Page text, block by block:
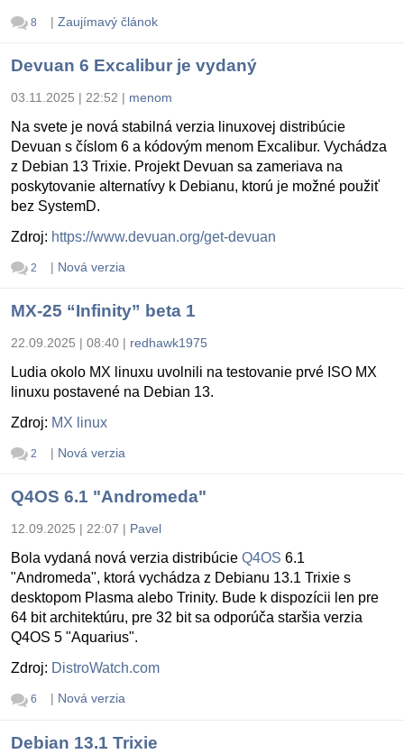
8 | Zaujímavý článok
Devuan 6 Excalibur je vydaný
03.11.2025 | 22:52 | menom
Na svete je nová stabilná verzia linuxovej distribúcie
Devuan s číslom 6 a kódovým menom Excalibur. Vychádza
z Debian 13 Trixie. Projekt Devuan sa zameriava na
poskytovanie alternatívy k Debianu, ktorú je možné použiť
bez SystemD.
Zdroj: https://www.devuan.org/get-devuan
2 | Nová verzia
MX-25 “Infinity” beta 1
22.09.2025 | 08:40 | redhawk1975
Ludia okolo MX linuxu uvolnili na testovanie prvé ISO MX
linuxu postavené na Debian 13.
Zdroj: MX linux
2 | Nová verzia
Q4OS 6.1 "Andromeda"
12.09.2025 | 22:07 | Pavel
Bola vydaná nová verzia distribúcie Q4OS 6.1
"Andromeda", ktorá vychádza z Debianu 13.1 Trixie s
desktopom Plasma alebo Trinity. Bude k dispozícii len pre
64 bit architektúru, pre 32 bit sa odporúča staršia verzia
Q4OS 5 "Aquarius".
Zdroj: DistroWatch.com
6 | Nová verzia
Debian 13.1 Trixie